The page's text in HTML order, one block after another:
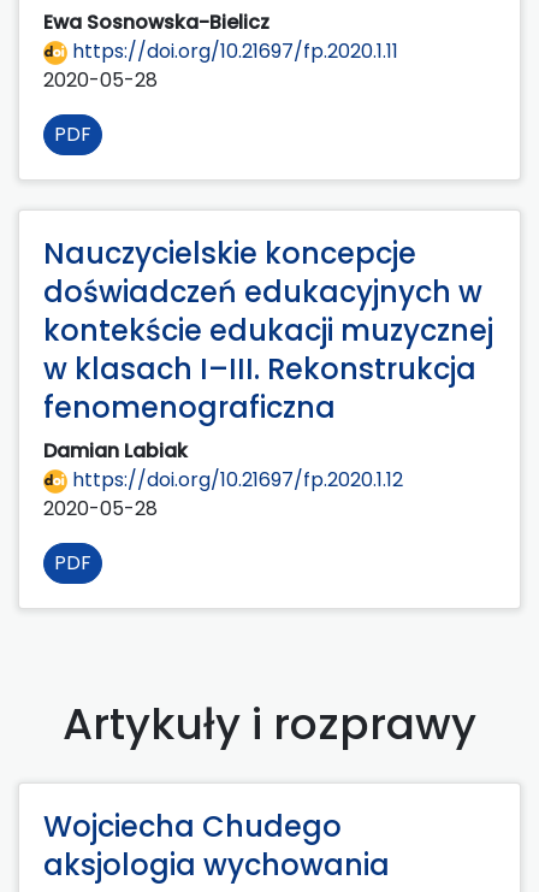
Ewa Sosnowska-Bielicz
https://doi.org/10.21697/fp.2020.1.11
2020-05-28
PDF
Nauczycielskie koncepcje
doświadczeń edukacyjnych w
kontekście edukacji muzycznej
w klasach I–III. Rekonstrukcja
fenomenograficzna
Damian Labiak
https://doi.org/10.21697/fp.2020.1.12
2020-05-28
PDF
Artykuły i rozprawy
Wojciecha Chudego
aksjologia wychowania